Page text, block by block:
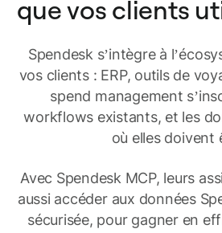
que vos clients
Spendesk s’intègre à
vos clients : ERP, outils de
spend management
workflows existants, et les
où elles doivent
Avec Spendesk MCP, leurs
aussi accéder aux données
sécurisée, pour gagner en